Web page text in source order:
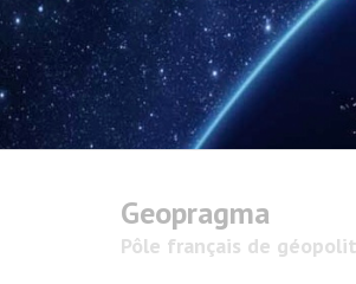
Geopragma
Pôle français de